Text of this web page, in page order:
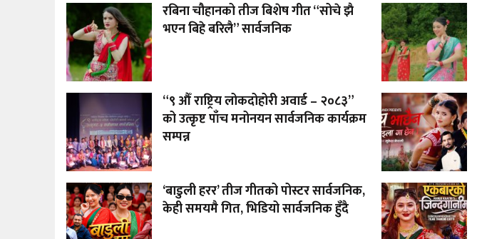
रबिना चौहानको तीज बिशेष गीत “सोचे झै
भएन बिहे बरिलै” सार्वजनिक
“९ औँ राष्ट्रिय लोकदोहोरी अवार्ड – २०८३”
को उत्कृष्ट पाँच मनोनयन सार्वजनिक कार्यक्रम
सम्पन्न
‘बाडुली हरर’ तीज गीतको पोस्टर सार्वजनिक,
केही समयमै गित, भिडियो सार्वजनिक हुँदै